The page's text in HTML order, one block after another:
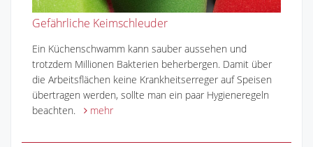
Gefährliche Keimschleuder
Ein Küchenschwamm kann sauber aussehen und
trotzdem Millionen Bakterien beherbergen. Damit über
die Arbeitsflächen keine Krankheitserreger auf Speisen
übertragen werden, sollte man ein paar Hygieneregeln
beachten.
mehr